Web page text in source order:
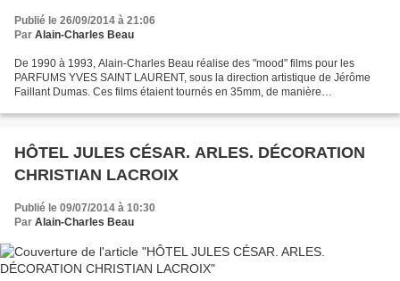
Publié le 26/09/2014 à 21:06
Par Alain-Charles Beau
De 1990 à 1993, Alain-Charles Beau réalise des "mood" films pour les
PARFUMS YVES SAINT LAURENT, sous la direction artistique de Jérôme
Faillant Dumas. Ces films étaient tournés en 35mm, de manière
HÔTEL JULES CÉSAR. ARLES. DÉCORATION
CHRISTIAN LACROIX
Publié le 09/07/2014 à 10:30
Par Alain-Charles Beau